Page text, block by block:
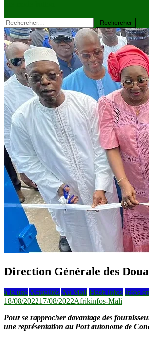
Rechercher :
Direction Générale des
à la une Actualités Au Mali Flash infos Infos
18/08/202217/08/2022Afrikinfos-Mali
Pour se rapprocher davantage des
une représentation au Port autonome de